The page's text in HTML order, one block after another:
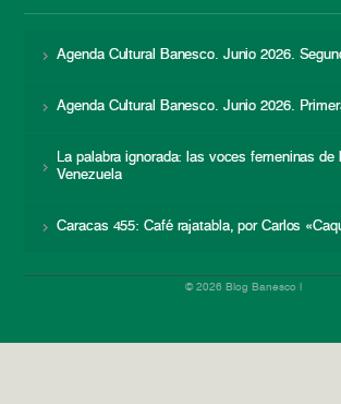
Agenda Cultural Banesco. Junio 2026.
Agenda Cultural Banesco. Junio 2026.
La palabra ignorada: las voces femeninas de
Venezuela
Caracas 455: Café rajatabla, por Carlos
© 2026 Blog Banesco |